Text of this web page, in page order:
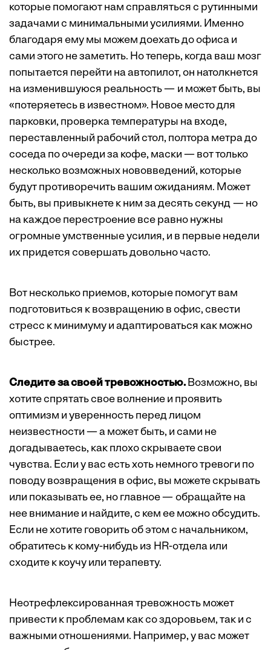
которые помогают нам справляться с рутинными
задачами с минимальными усилиями. Именно
благодаря ему мы можем доехать до офиса и
сами этого не заметить. Но теперь, когда ваш мозг
попытается перейти на автопилот, он натолкнется
на изменившуюся реальность — и может быть, вы
«потеряетесь в известном». Новое место для
парковки, проверка температуры на входе,
переставленный рабочий стол, полтора метра до
соседа по очереди за кофе, маски — вот только
несколько возможных нововведений, которые
будут противоречить вашим ожиданиям. Может
быть, вы привыкнете к ним за десять секунд — но
на каждое перестроение все равно нужны
огромные умственные усилия, и в первые недели
их придется совершать довольно часто.
Вот несколько приемов, которые помогут вам
подготовиться к возвращению в офис, свести
стресс к минимуму и адаптироваться как можно
быстрее.
Следите за своей тревожностью.Возможно, вы
хотите спрятать свое волнение и проявить
оптимизм и уверенность перед лицом
неизвестности — а может быть, и сами не
догадываетесь, как плохо скрываете свои
чувства. Если у вас есть хоть немного тревоги по
поводу возвращения в офис, вы можете скрывать
или показывать ее, но главное — обращайте на
нее внимание и найдите, с кем ее можно обсудить.
Если не хотите говорить об этом с начальником,
обратитесь к кому-нибудь из HR-отдела или
сходите к коучу или терапевту.
Неотрефлексированная тревожность может
привести к проблемам как со здоровьем, так и с
важными отношениями. Например, у вас может